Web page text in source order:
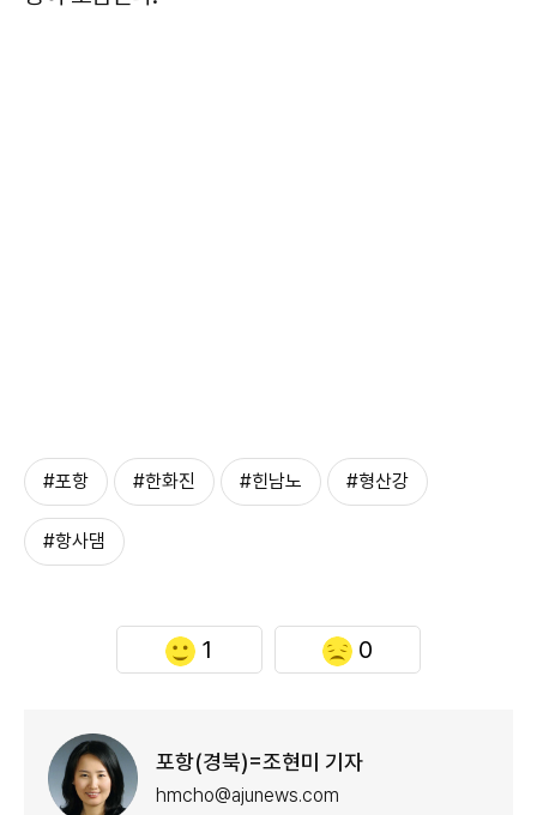
#포항 #한화진 #힌남노 #형산강
#항사댐
1 0
포항(경북)=조현미 기자
hmcho@ajunews.com